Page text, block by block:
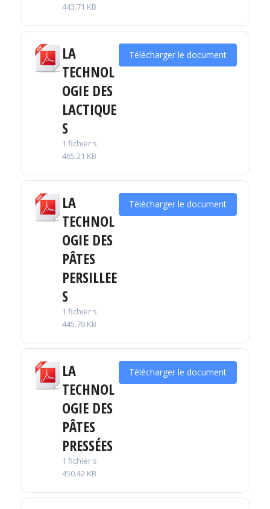
443.71 KB
LA
TECHNOL
OGIE DES
LACTIQUE
S
1 fichier·s
465.21 KB
Télécharger le document
LA
TECHNOL
OGIE DES
PÂTES
PERSILLEE
S
1 fichier·s
445.70 KB
Télécharger le document
LA
TECHNOL
OGIE DES
PÂTES
PRESSÉES
1 fichier·s
450.42 KB
Télécharger le document